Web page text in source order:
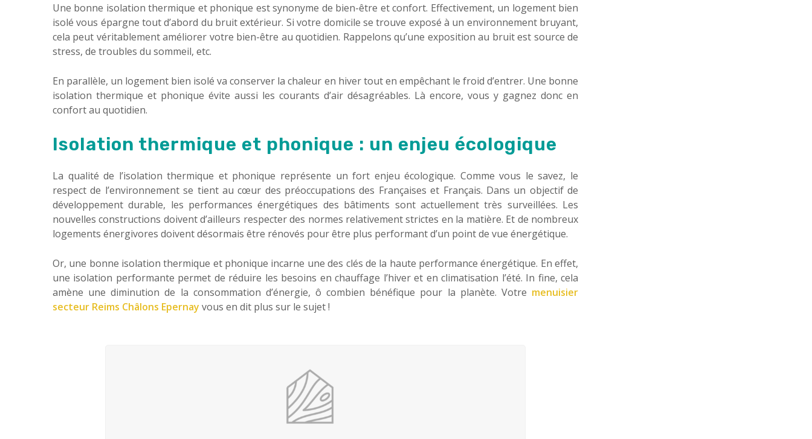
Une bonne isolation thermique et phonique est synonyme de bien-être et confort. Effectivement, un logement bien
isolé vous épargne tout d’abord du bruit extérieur. Si votre domicile se trouve exposé à un environnement bruyant,
cela peut véritablement améliorer votre bien-être au quotidien. Rappelons qu’une exposition au bruit est source de
stress, de troubles du sommeil, etc.
En parallèle, un logement bien isolé va conserver la chaleur en hiver tout en empêchant le froid d’entrer. Une bonne
isolation thermique et phonique évite aussi les courants d’air désagréables. Là encore, vous y gagnez donc en
confort au quotidien.
Isolation thermique et phonique : un enjeu écologique
La qualité de l’isolation thermique et phonique représente un fort enjeu écologique. Comme vous le savez, le
respect de l’environnement se tient au cœur des préoccupations des Françaises et Français. Dans un objectif de
développement durable, les performances énergétiques des bâtiments sont actuellement très surveillées. Les
nouvelles constructions doivent d’ailleurs respecter des normes relativement strictes en la matière. Et de nombreux
logements énergivores doivent désormais être rénovés pour être plus performant d’un point de vue énergétique.
Or, une bonne isolation thermique et phonique incarne une des clés de la haute performance énergétique. En effet,
une isolation performante permet de réduire les besoins en chauffage l’hiver et en climatisation l’été. In fine, cela
amène une diminution de la consommation d’énergie, ô combien bénéfique pour la planète. Votre menuisier
secteur Reims Châlons Epernay vous en dit plus sur le sujet !